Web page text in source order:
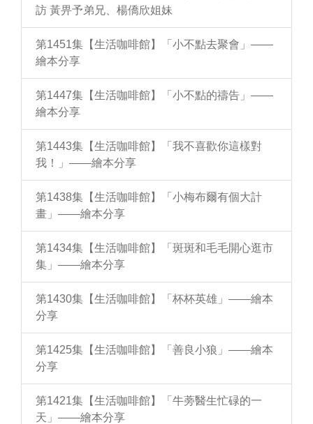
訪 黃畀予弟兄、楊僑欣姐妹
第1451集【生活咖啡館】「小不點去聚會」——
繪本分享
第1447集【生活咖啡館】「小不點的禱告」——
繪本分享
第1443集【生活咖啡館】「我不喜歡你這樣對
我！」——繪本分享
第1438集【生活咖啡館】「小梅布爾有個大計
畫」——繪本分享
第1434集【生活咖啡館】「斑斑和毛毛開心逛市
集」——繪本分享
第1430集【生活咖啡館】「杯杯英雄」——繪本
分享
第1425集【生活咖啡館】「善良小狼」——繪本
分享
第1421集【生活咖啡館】「牛蒡醫生忙碌的一
天」——繪本分享